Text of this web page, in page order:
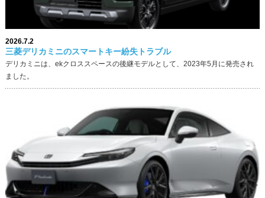
2026.7.2
三菱デリカミニのスマートキー紛失トラブル
デリカミニは、ekクロススペースの後継モデルとして、2023年5月に発売され
ました。